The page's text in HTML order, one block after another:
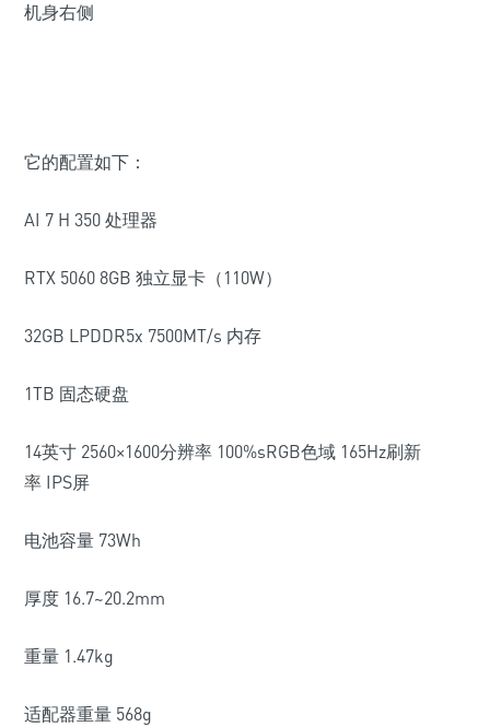
机身右侧
它的配置如下：
AI 7 H 350 处理器
RTX 5060 8GB 独立显卡（ 110W）
32GB LPDDR5x 7500MT/s 内存
1TB 固态硬盘
14英寸 2560×1600分辨率 100%sRGB色域 165Hz刷新
率 IPS屏
电池容量 73Wh
厚度 16.7~20.2mm
重量 1.47kg
适配器重量 568g